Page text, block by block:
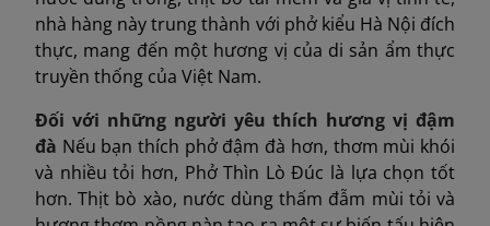
nhà hàng này trung thành với phở kiểu Hà Nội đích
thực, mang đến một hương vị của di sản ẩm thực
truyền thống của Việt Nam.
Đối với những người yêu thích hương vị đậm
đà Nếu bạn thích phở đậm đà hơn, thơm mùi khói
và nhiều tỏi hơn, Phở Thìn Lò Đúc là lựa chọn tốt
hơn. Thịt bò xào, nước dùng thấm đẫm mùi tỏi và